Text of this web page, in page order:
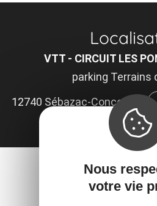
VTT - CIRCUIT LES
parking Terrains
12740 Sébazac-Concourès
Nous
votre vie